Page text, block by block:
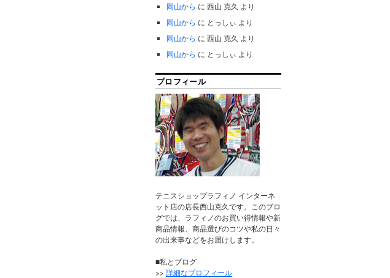
岡山から に西山 克久 より
岡山から に とっしぃ より
岡山から に西山 克久 より
岡山から に とっしぃ より
プロフィール
テニスショップラフィノ インターネ
ット店の店長西山克久です。このブロ
グでは、ラフィノのお買い得情報や新
商品情報、商品選びのコツや私の日々
の出来事などをお届けします。
■私とブログ
>>詳細なプロフィール